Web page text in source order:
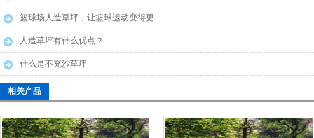
篮球场人造草坪，让篮球运动变得更
安全
人造草坪有什么优点？
什么是不充沙草坪
相关产品